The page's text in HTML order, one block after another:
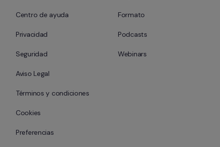
Centro de ayuda
Privacidad
Seguridad
Aviso Legal
Términos y condiciones
Cookies
Preferencias
Formato
Podcasts
Webinars